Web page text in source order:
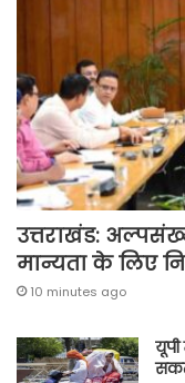
उत्तराखंड:
मान्यता के लिए
10 minutes ago